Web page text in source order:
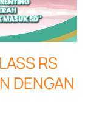
RS
DENGAN